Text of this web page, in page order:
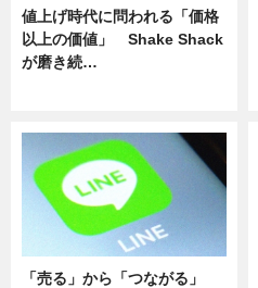
値上げ時代に問われる「価格
以上の価値」 Shake Shack
が磨き続…
「売る」から「つながる」